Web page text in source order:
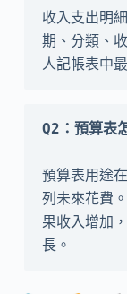
收入支出明
期、分類、
人記帳表中
預算表用途
列未來花費
果收入增加
長。